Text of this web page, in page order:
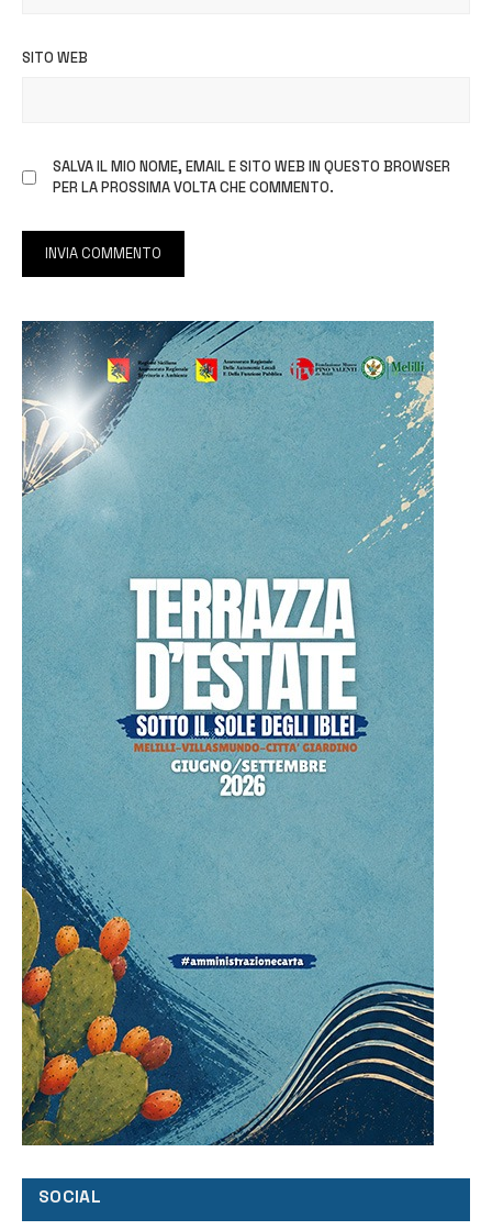
SITO WEB
SALVA IL MIO NOME, EMAIL E SITO WEB IN QUESTO BROWSER
PER LA PROSSIMA VOLTA CHE COMMENTO.
SOCIAL